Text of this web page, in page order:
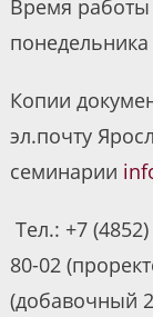
Время
Копии
эл.почту
семинарии
Тел.: +7
80-02
(добавочный